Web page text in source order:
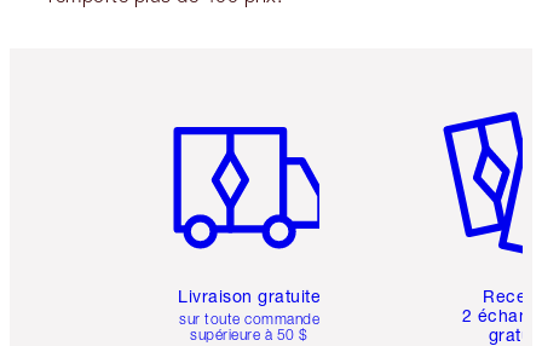
Livraison gratuite
sur toute commande
supérieure à 50 $
2